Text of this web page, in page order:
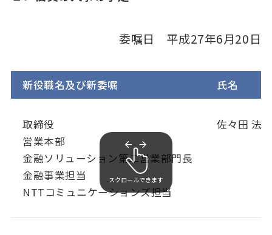
委嘱日 平成27年6月20日
新役職名及び新委嘱 氏名
取締役
営業本部
金融ソリューション第二営業部門長
金融事業担当
NTTコミュニケーションズ担当
佐々田 法
スクロールできます